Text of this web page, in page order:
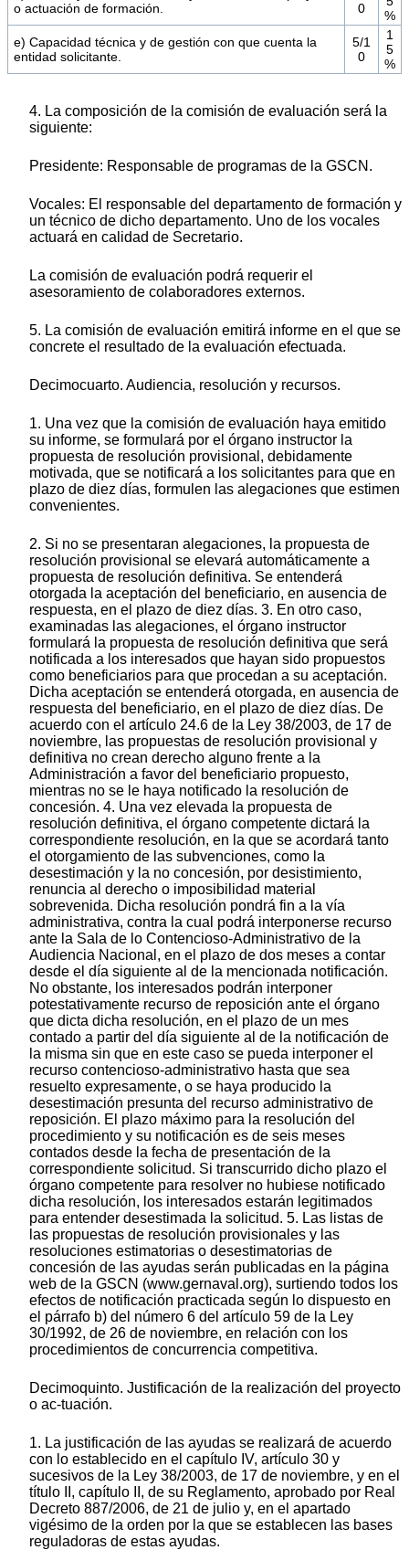
o actuación de formación.
0
%
e) Capacidad técnica y de gestión con que cuenta la
entidad solicitante.
5/1
0
1
5
%
4. La composición de la comisión de evaluación será la
siguiente:
Presidente: Responsable de programas de la GSCN.
Vocales: El responsable del departamento de formación y
un técnico de dicho departamento. Uno de los vocales
actuará en calidad de Secretario.
La comisión de evaluación podrá requerir el
asesoramiento de colaboradores externos.
5. La comisión de evaluación emitirá informe en el que se
concrete el resultado de la evaluación efectuada.
Decimocuarto. Audiencia, resolución y recursos.
1. Una vez que la comisión de evaluación haya emitido
su informe, se formulará por el órgano instructor la
propuesta de resolución provisional, debidamente
motivada, que se notificará a los solicitantes para que en
plazo de diez días, formulen las alegaciones que estimen
convenientes.
2. Si no se presentaran alegaciones, la propuesta de
resolución provisional se elevará automáticamente a
propuesta de resolución definitiva. Se entenderá
otorgada la aceptación del beneficiario, en ausencia de
respuesta, en el plazo de diez días. 3. En otro caso,
examinadas las alegaciones, el órgano instructor
formulará la propuesta de resolución definitiva que será
notificada a los interesados que hayan sido propuestos
como beneficiarios para que procedan a su aceptación.
Dicha aceptación se entenderá otorgada, en ausencia de
respuesta del beneficiario, en el plazo de diez días. De
acuerdo con el artículo 24.6 de la Ley 38/2003, de 17 de
noviembre, las propuestas de resolución provisional y
definitiva no crean derecho alguno frente a la
Administración a favor del beneficiario propuesto,
mientras no se le haya notificado la resolución de
concesión. 4. Una vez elevada la propuesta de
resolución definitiva, el órgano competente dictará la
correspondiente resolución, en la que se acordará tanto
el otorgamiento de las subvenciones, como la
desestimación y la no concesión, por desistimiento,
renuncia al derecho o imposibilidad material
sobrevenida. Dicha resolución pondrá fin a la vía
administrativa, contra la cual podrá interponerse recurso
ante la Sala de lo Contencioso-Administrativo de la
Audiencia Nacional, en el plazo de dos meses a contar
desde el día siguiente al de la mencionada notificación.
No obstante, los interesados podrán interponer
potestativamente recurso de reposición ante el órgano
que dicta dicha resolución, en el plazo de un mes
contado a partir del día siguiente al de la notificación de
la misma sin que en este caso se pueda interponer el
recurso contencioso-administrativo hasta que sea
resuelto expresamente, o se haya producido la
desestimación presunta del recurso administrativo de
reposición. El plazo máximo para la resolución del
procedimiento y su notificación es de seis meses
contados desde la fecha de presentación de la
correspondiente solicitud. Si transcurrido dicho plazo el
órgano competente para resolver no hubiese notificado
dicha resolución, los interesados estarán legitimados
para entender desestimada la solicitud. 5. Las listas de
las propuestas de resolución provisionales y las
resoluciones estimatorias o desestimatorias de
concesión de las ayudas serán publicadas en la página
web de la GSCN (www.gernaval.org), surtiendo todos los
efectos de notificación practicada según lo dispuesto en
el párrafo b) del número 6 del artículo 59 de la Ley
30/1992, de 26 de noviembre, en relación con los
procedimientos de concurrencia competitiva.
Decimoquinto. Justificación de la realización del proyecto
o ac-tuación.
1. La justificación de las ayudas se realizará de acuerdo
con lo establecido en el capítulo IV, artículo 30 y
sucesivos de la Ley 38/2003, de 17 de noviembre, y en el
título II, capítulo II, de su Reglamento, aprobado por Real
Decreto 887/2006, de 21 de julio y, en el apartado
vigésimo de la orden por la que se establecen las bases
reguladoras de estas ayudas.